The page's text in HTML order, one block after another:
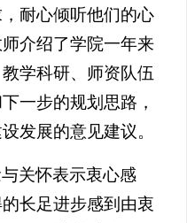
耐心倾听他们的心
介绍了学院一年来
学科研、师资队伍
一步的规划思路，
发展的意见建议。
关怀表示衷心感
长足进步感到由衷